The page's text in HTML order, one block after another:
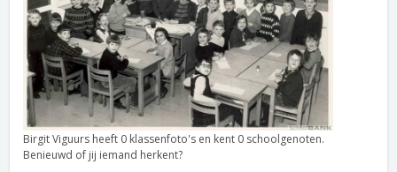
Birgit Viguurs heeft 0 klassenfoto's en kent 0 schoolgenoten.
Benieuwd of jij iemand herkent?